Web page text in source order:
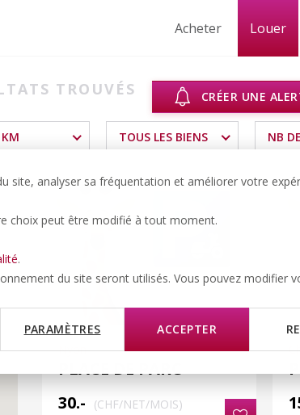
site, analyser sa fréquentation et améliorer votre
choix peut être modifié à tout moment.
.
du site seront utilisés. Vous pouvez modifier
PARAMÈTRES ACCEPTER
Acheter Louer
TROUVÉS CRÉER UNE
TOUS LES BIENS NB
Nyon
PLACE DE PARC
30.-
(CHF/NET/MOIS)